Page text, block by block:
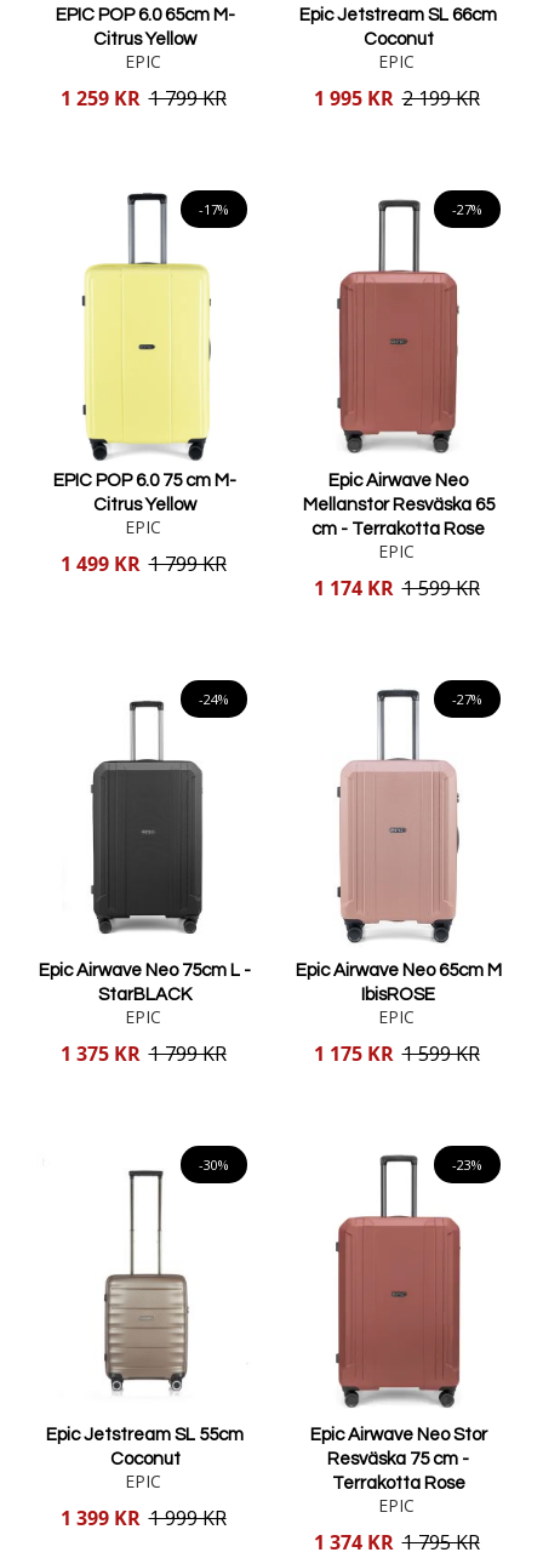
EPIC POP 6.0 65cm M-
Citrus Yellow
EPIC
Reducerat
1 259 KR 1 799 KR
Epic Jetstream SL 66cm
Coconut
EPIC
Reducerat
1 995 KR 2 199 KR
-17%
EPIC POP 6.0 75 cm M-
Citrus Yellow
EPIC
Reducerat
1 499 KR 1 799 KR
-27%
Epic Airwave Neo
Mellanstor Resväska 65
cm - Terrakotta Rose
EPIC
Reducerat
1 174 KR 1 599 KR
-24%
Epic Airwave Neo 75cm L -
StarBLACK
EPIC
Reducerat
1 375 KR 1 799 KR
-27%
Epic Airwave Neo 65cm M
IbisROSE
EPIC
Reducerat
1 175 KR 1 599 KR
-30%
Epic Jetstream SL 55cm
Coconut
EPIC
Reducerat
1 399 KR 1 999 KR
-23%
Epic Airwave Neo Stor
Resväska 75 cm -
Terrakotta Rose
EPIC
Reducerat
1 374 KR 1 795 KR